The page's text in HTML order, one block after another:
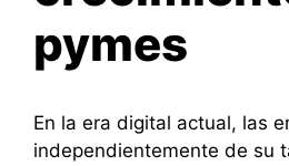
pymes
En la era digital actual, las
independientemente de su